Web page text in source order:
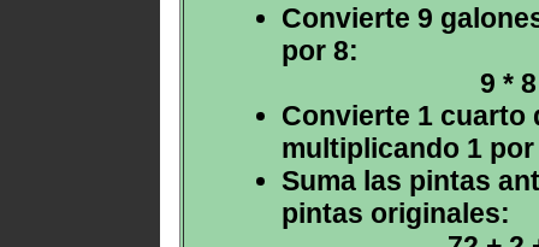
Convierte 9
por 8:
9 *
Convierte 1 cuarto
multiplicando 1 por
Suma las pintas
pintas originales: